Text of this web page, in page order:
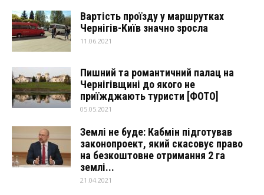
Вартість проїзду у маршрутках
Чернігів-Київ значно зросла
11.06.2021
Пишний та романтичний палац на
Чернігівщині до якого не
приїжджають туристи [ФОТО]
05.05.2021
Землі не буде: Кабмін підготував
законопроект, який скасовує право
на безкоштовне отримання 2 га
землі...
21.04.2021